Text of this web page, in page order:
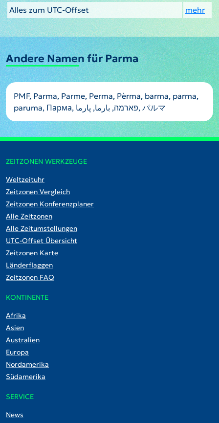
Alles zum UTC-Offset
mehr
Andere Namen für Parma
PMF, Parma, Parme, Perma, Pèrma, barma, parma,
paruma, Парма, פארמה, بارما, پارما, パルマ
ZEITZONEN WERKZEUGE
Weltzeituhr
Zeitzonen Vergleich
Zeitzonen Konferenzplaner
Alle Zeitzonen
Alle Zeitumstellungen
UTC-Offset Übersicht
Zeitzonen Karte
Länderflaggen
Zeitzonen FAQ
KONTINENTE
Afrika
Asien
Australien
Europa
Nordamerika
Südamerika
SERVICE
News